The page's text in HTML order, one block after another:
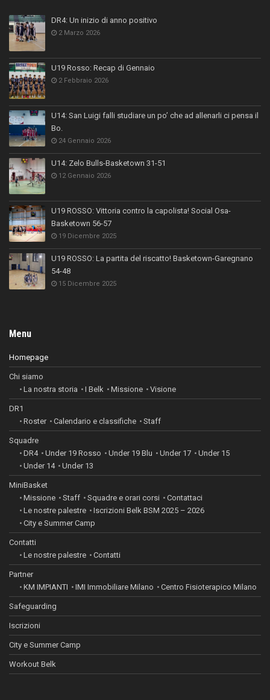
DR4: Un inizio di anno positivo
2 Marzo 2026
U19 Rosso: Recap di Gennaio
2 Febbraio 2026
U14: San Luigi falli studiare un po’ che ad allenarli ci pensa il
Bo.
24 Gennaio 2026
U14: Zelo Bulls-Basketown 31-51
12 Gennaio 2026
U19 ROSSO: Vittoria contro la capolista! Social Osa-
Basketown 56-57
19 Dicembre 2025
U19 ROSSO: La partita del riscatto! Basketown-Garegnano
54-48
15 Dicembre 2025
Menu
Homepage
Chi siamo
La nostra storia
I Belk Missione Visione
DR1
Roster
Calendario e classifiche Staff
Squadre
DR4
Under 19 Rosso Under 19 Blu Under 17
Under 15
Under 14
Under 13
MiniBasket
Missione
Staff Squadre e orari corsi
Contattaci
Le nostre palestre
Iscrizioni Belk BSM 2025 – 2026
City e Summer Camp
Contatti
Le nostre palestre
Contatti
Partner
KM IMPIANTI
IMI Immobiliare Milano Centro Fisioterapico Milano
Safeguarding
Iscrizioni
City e Summer Camp
Workout Belk